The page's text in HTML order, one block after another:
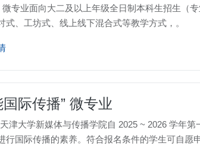
微专业面向大二及以上年级全日制本科生招生（
式、工坊式、线上线下混合式等教学方式，。
国际传播” 微专业
津大学新媒体与传播学院自 2025 ~ 2026 学年
行国际传播的素养。符合报名条件的学生可自愿